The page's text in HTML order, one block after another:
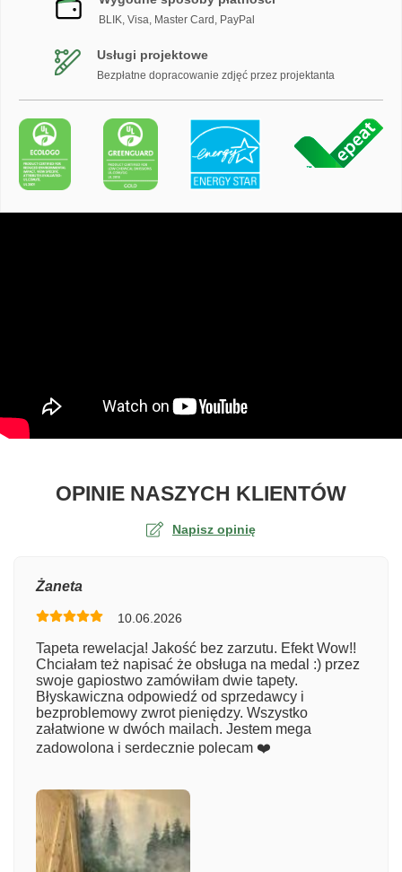
BLIK, Visa, Master Card, PayPal
Usługi projektowe
Bezpłatne dopracowanie zdjęć przez projektanta
OPINIE NASZYCH KLIENTÓWO
Napisz opinię
Numer zamówienia
Imię
Żaneta
10.06.2026
Tapeta rewelacja! Jakość bez zarzutu. Efekt Wow!!
Chciałam też napisać że obsługa na medal :) przez
swoje gapiostwo zamówiłam dwie tapety.
Błyskawiczna odpowiedź od sprzedawcy i
bezproblemowy zwrot pieniędzy. Wszystko
załatwione w dwóch mailach. Jestem mega
zadowolona i serdecznie polecam ❤️